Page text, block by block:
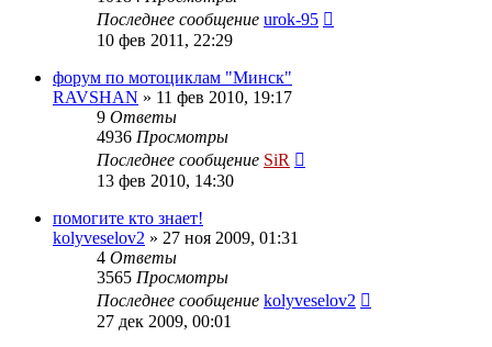
Последнее сообщение urok-95
10 фев 2011, 22:29
форум по мотоциклам "Минск"
RAVSHAN » 11 фев 2010, 19:17
9 Ответы
4936 Просмотры
Последнее сообщение SiR
13 фев 2010, 14:30
помогите кто знает!
kolyveselov2 » 27 ноя 2009, 01:31
4 Ответы
3565 Просмотры
Последнее сообщение kolyveselov2
27 дек 2009, 00:01